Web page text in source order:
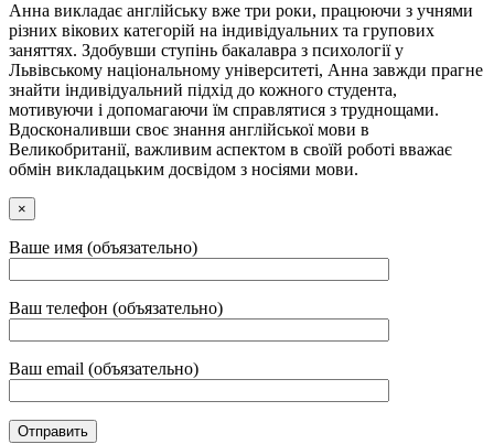
Анна викладає англійську вже три роки, працюючи з учнями
різних вікових категорій на індивідуальних та групових
заняттях. Здобувши ступінь бакалавра з психології у
Львівському національному університеті, Анна завжди прагне
знайти індивідуальний підхід до кожного студента,
мотивуючи і допомагаючи їм справлятися з труднощами.
Вдосконаливши своє знання англійської мови в
Великобританії, важливим аспектом в своїй роботі вважає
обмін викладацьким досвідом з носіями мови.
×
Ваше имя (объязательно)
Ваш телефон (объязательно)
Ваш email (объязательно)